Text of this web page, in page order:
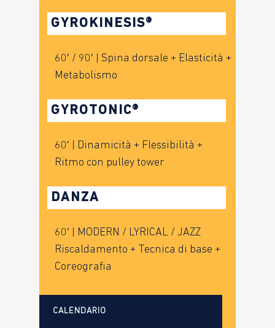
GYROKINESIS®
60′ / 90′ | Spina dorsale + Elasticità +
Metabolismo
GYROTONIC®
60′ | Dinamicità + Flessibilità +
Ritmo con pulley tower
DANZA
60′ | MODERN / LYRICAL / JAZZ
Riscaldamento + Tecnica di base +
Coreografia
CALENDARIO